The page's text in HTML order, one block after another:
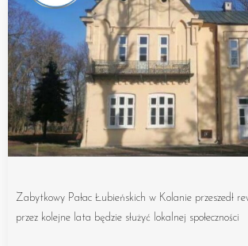
Zabytkowy Pałac Łubieńskich w Kolanie przeszedł
przez kolejne lata będzie służyć lokalnej społeczności